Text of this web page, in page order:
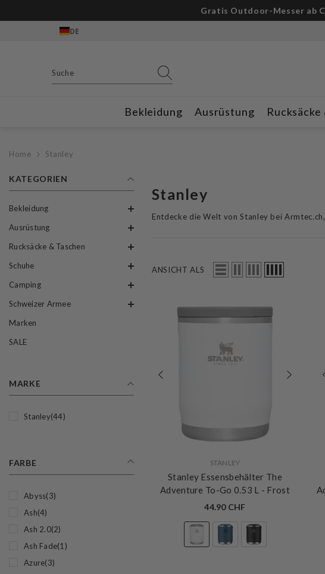
Anmeldung
DE
Bekleidung Ausrüstung Rucksäcke
Home Stanley
KATEGORIEN
Bekleidung
Ausrüstung
Rucksäcke & Taschen
Schuhe
Camping
Schweizer Armee
Marken
SALE
MARKE
Stanley(44)
FARBE
Abyss(3)
Ash(4)
Ash 2.0(2)
Ash Fade(1)
Azure(3)
Stanley
Entdecke die Welt von Stanley bei
ANSICHT ALS
STANLEY
Stanley Essensbehälter The
Adventure To-Go 0.53 L - Frost
44.90 CHF